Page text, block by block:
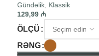
Gündəlik Klassik
129,99 ₼
ÖLÇÜ
RƏNG